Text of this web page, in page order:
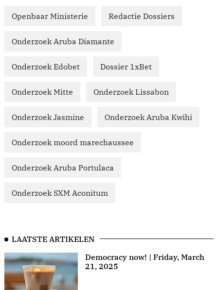
Openbaar Ministerie Redactie Dossiers
Onderzoek Aruba Diamante
Onderzoek Edobet Dossier 1xBet
Onderzoek Mitte Onderzoek Lissabon
Onderzoek Jasmine Onderzoek Aruba Kwihi
Onderzoek moord marechaussee
Onderzoek Aruba Portulaca
Onderzoek SXM Aconitum
LAATSTE ARTIKELEN
Democracy now! | Friday, March
21, 2025